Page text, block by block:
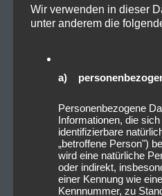
Wir verwenden in dieser
unter anderem die
a)
Personenbezogene
Informationen, die
identifizierbare
„betroffene Person")
wird eine natürliche
oder indirekt,
einer Kennung wie
Kennnummer, zu